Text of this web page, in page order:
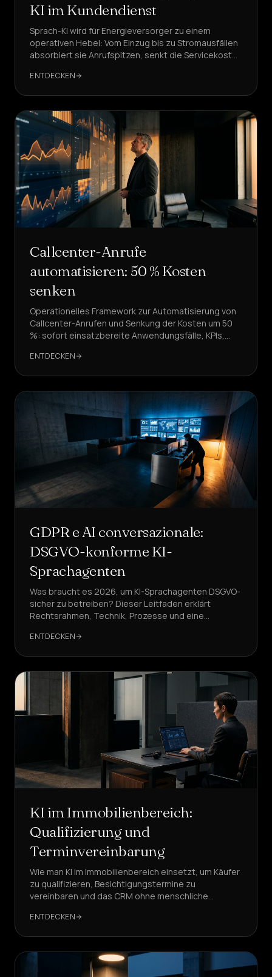
KI im Kundendienst
Sprach-KI wird für Energieversorger zu einem
operativen Hebel: Vom Einzug bis zu Stromausfällen
absorbiert sie Anrufspitzen, senkt die Servicekosten
hier als Referenz.
ENTDECKEN
Callcenter-Anrufe
automatisieren: 50 % Kosten
senken
Operationelles Framework zur Automatisierung von
Callcenter-Anrufen und Senkung der Kosten um 50
%: sofort einsatzbereite Anwendungsfälle, KPIs,
praktischen Beispielen basierend auf DeepAgent.
ENTDECKEN
GDPR e AI conversazionale:
DSGVO-konforme KI-
Sprachagenten
Was braucht es 2026, um KI-Sprachagenten DSGVO-
sicher zu betreiben? Dieser Leitfaden erklärt
Rechtsrahmen, Technik, Prozesse und eine
Referenzlösung.
ENTDECKEN
KI im Immobilienbereich:
Qualifizierung und
Terminvereinbarung
Wie man KI im Immobilienbereich einsetzt, um Käufer
zu qualifizieren, Besichtigungstermine zu
vereinbaren und das CRM ohne menschliche
Workflows, KPIs, DSGVO-Konformität und Beispiele
ENTDECKEN